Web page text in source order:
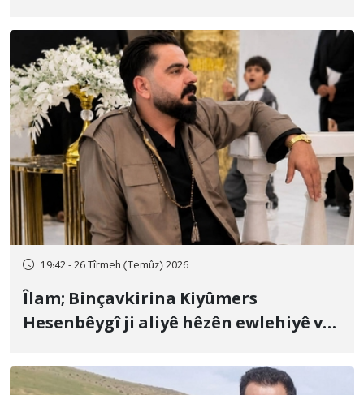
19:42 - 26 Tîrmeh (Temûz) 2026
Îlam; Binçavkirina Kiyûmers
Hesenbêygî ji aliyê hêzên ewlehiyê ve